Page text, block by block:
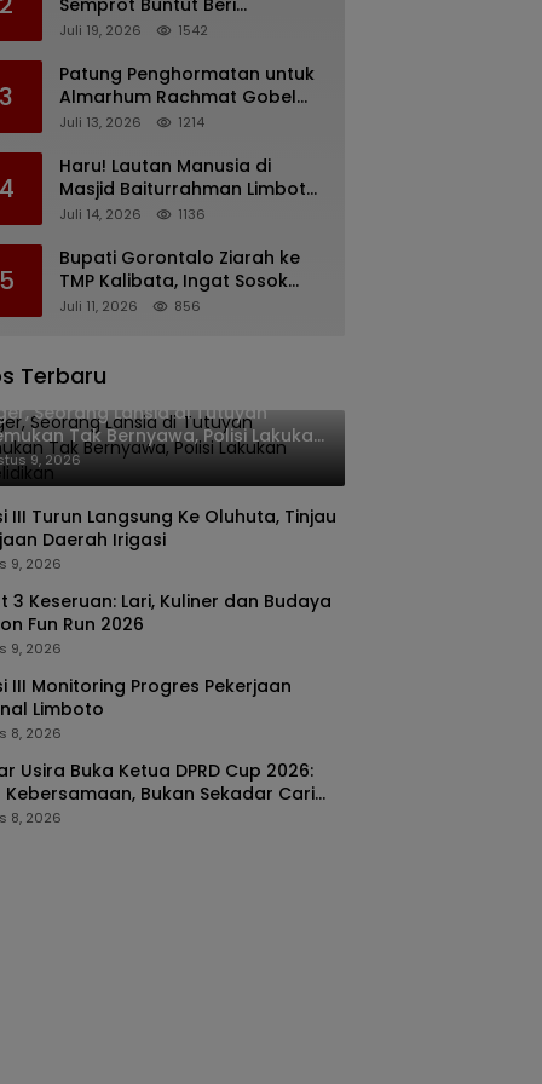
Semprot Buntut Beri
Pernyataan Soal Gaji CS
Nunggak
Juli 19, 2026 1542
3
Patung Penghormatan untuk
Almarhum Rachmat Gobel
Digagas, Ini Tiga Lokasi yang
Juli 13, 2026 1214
4
Haru! Lautan Manusia di
Masjid Baiturrahman Limboto,
Kirim Doa untuk Almarhum
Juli 14, 2026 1136
5
Bupati Gorontalo Ziarah ke
TMP Kalibata, Ingat Sosok
Rachmat Gobel
Juli 11, 2026 856
Terbaru
Seorang Lansia di Tutuyan
Tak Bernyawa, Polisi Lakukan
9, 2026
III Turun Langsung Ke Oluhuta, Tinjau
Daerah Irigasi
9, 2026
3 Keseruan: Lari, Kuliner dan Budaya
Fun Run 2026
9, 2026
III Monitoring Progres Pekerjaan
Limboto
8, 2026
Usira Buka Ketua DPRD Cup 2026:
Kebersamaan, Bukan Sekadar Cari
8, 2026